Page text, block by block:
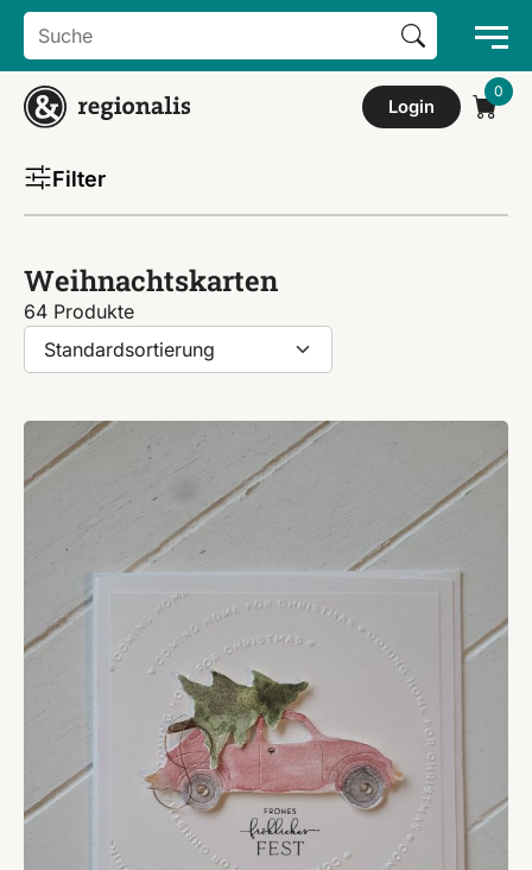
Search
for:
Search Button
Login
Filter
Weihnachtskarten
64 Produkte